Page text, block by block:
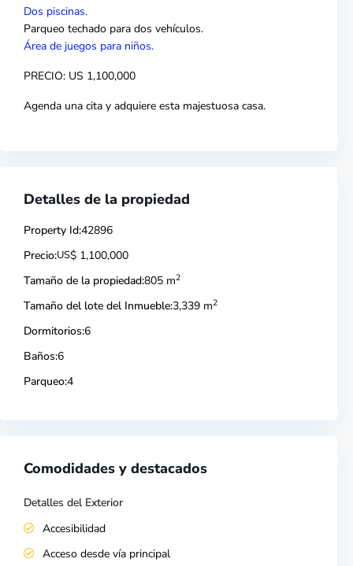
Dos piscinas.
Parqueo techado para dos vehículos.
Área de juegos para niños.
PRECIO: US 1,100,000
Agenda una cita y adquiere esta majestuosa casa.
Detalles de la propiedad
Property Id:42896
Precio:US$ 1,100,000
Tamaño de la propiedad:805 m2
Tamaño del lote del Inmueble:3,339 m2
Dormitorios:6
Baños:6
Parqueo:4
Comodidades y destacados
Detalles del Exterior
Accesibilidad
Acceso desde vía principal